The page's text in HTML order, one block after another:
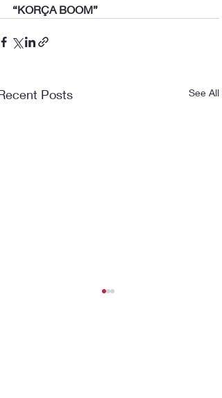
“KORÇA BOOM”
Posts See All